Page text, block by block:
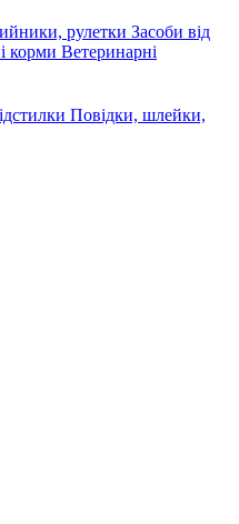
рулетки Засоби від
корми Ветеринарні
Повідки, шлейки,